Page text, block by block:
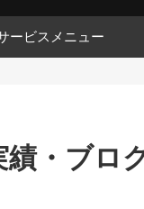
ービスメニュー
績・ブロ